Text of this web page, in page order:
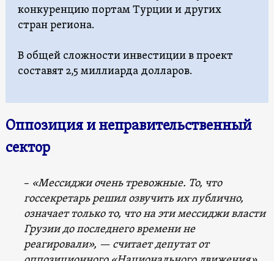
конкуренцию портам Турции и других
стран региона.
В общей сложности инвестиции в проект
составят 2,5 миллиарда долларов.
Оппозиция и неправительственный
сектор
– «Мессиджи очень тревожные. То, что
госсекретарь решил озвучить их публично,
означает только то, что на эти мессиджи власти
Грузии до последнего времени не
реагировали», — считает депутат от